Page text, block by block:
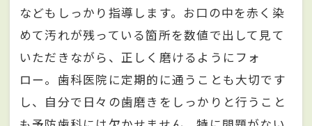
などもしっかり指導します。お口の中を赤く染
めて汚れが残っている箇所を数値で出して見て
いただきながら、正しく磨けるようにフォ
ロー。歯科医院に定期的に通うことも大切です
し、自分で日々の歯磨きをしっかりと行うこと